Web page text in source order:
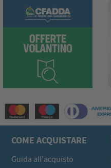
COME ACQUISTARE
Guida all'acquisto